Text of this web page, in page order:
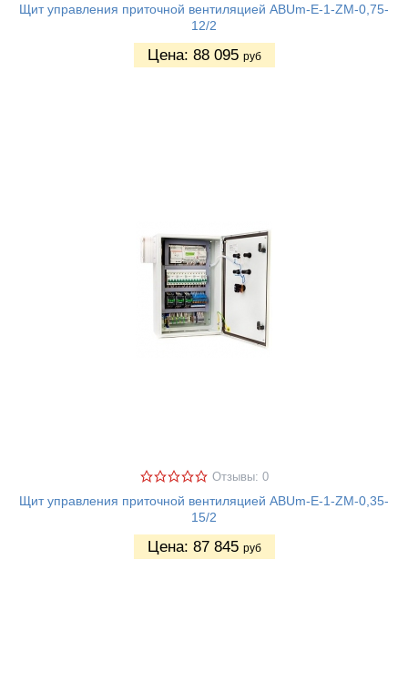
Щит управления приточной вентиляцией ABUm-E-1-ZM-0,75-
12/2
Цена: 88 095 руб
Отзывы: 0
Щит управления приточной вентиляцией ABUm-E-1-ZM-0,35-
15/2
Цена: 87 845 руб